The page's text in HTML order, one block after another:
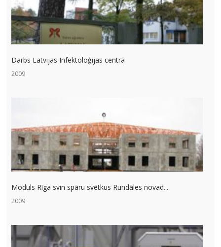
Darbs Latvijas Infektoloģijas centrā
2009
Moduls Rīga svin spāru svētkus Rundāles novad...
2009